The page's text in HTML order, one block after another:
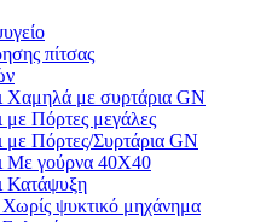
πίτσας
Χαμηλά με συρτάρια GN
με Πόρτες μεγάλες
με Πόρτες/Συρτάρια GN
Με γούρνα 40Χ40
Κατάψυξη
ψυκτικό μηχάνημα